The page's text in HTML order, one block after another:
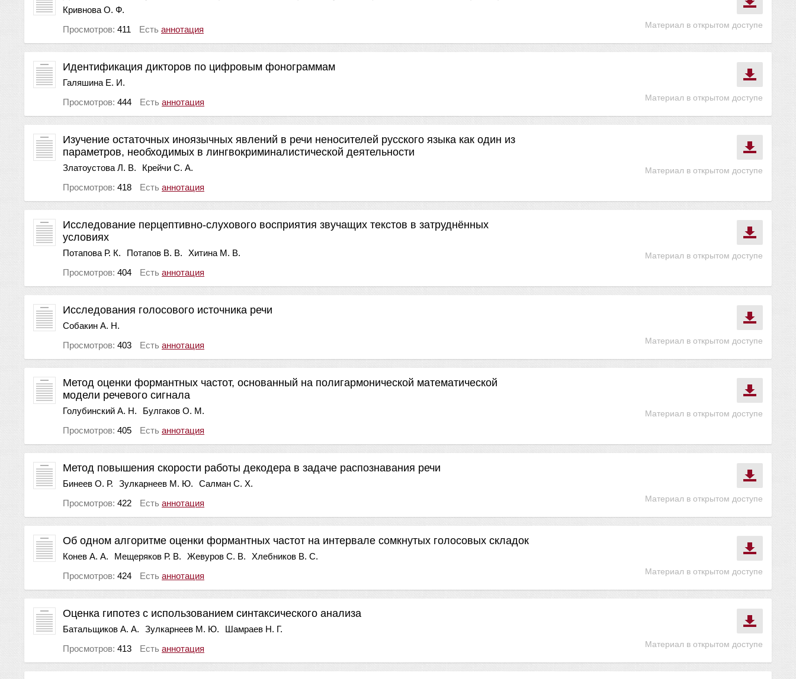
Материал в открытом доступе
Кривнова О. Ф.
Просмотров: 411 Есть аннотация
Материал в открытом доступе
Идентификация дикторов по цифровым фонограммам
Галяшина Е. И.
Просмотров: 444 Есть аннотация
Материал в открытом доступе
Изучение остаточных иноязычных явлений в речи неносителей русского языка как один из
параметров, необходимых в лингвокриминалистической деятельности
Златоустова Л. В.
Крейчи С. А.
Просмотров: 418 Есть аннотация
Материал в открытом доступе
Исследование перцептивно-слухового восприятия звучащих текстов в затруднённых
условиях
Потапова Р. К. Потапов В. В.
Хитина М. В.
Просмотров: 404 Есть аннотация
Материал в открытом доступе
Исследования голосового источника речи
Собакин А. Н.
Просмотров: 403 Есть аннотация
Материал в открытом доступе
Метод оценки формантных частот, основанный на полигармонической математической
модели речевого сигнала
Голубинский А. Н.
Булгаков О. М.
Просмотров: 405 Есть аннотация
Материал в открытом доступе
Метод повышения скорости работы декодера в задаче распознавания речи
Бинеев О. Р. Зулкарнеев М. Ю.
Салман С. Х.
Просмотров: 422 Есть аннотация
Материал в открытом доступе
Об одном алгоритме оценки формантных частот на интервале сомкнутых голосовых складок
Конев А. А. Мещеряков Р. В. Жевуров С. В.
Хлебников В. С.
Просмотров: 424 Есть аннотация
Материал в открытом доступе
Оценка гипотез с использованием синтаксического анализа
Батальщиков А. А. Зулкарнеев М. Ю.
Шамраев Н. Г.
Просмотров: 413 Есть аннотация